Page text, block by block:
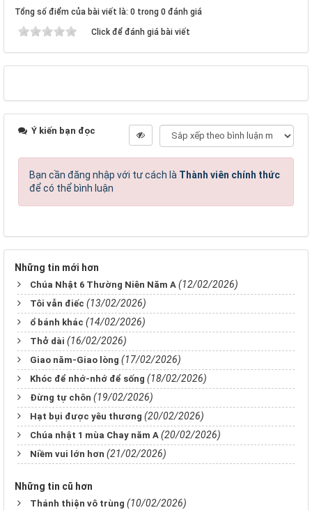
Tổng số điểm của bài viết là: 0 trong 0 đánh giá
Click để đánh giá bài viết
Ý kiến bạn đọc
Bạn cần đăng nhập với tư cách là Thành viên chính thức
để có thể bình luận
Những tin mới hơn
Chúa Nhật 6 Thường Niên Năm A (12/02/2026)
Tôi vẫn điếc (13/02/2026)
ổ bánh khác (14/02/2026)
Thở dài (16/02/2026)
Giao năm-Giao lòng (17/02/2026)
Khóc để nhớ-nhớ để sống (18/02/2026)
Đừng tự chôn (19/02/2026)
Hạt bụi được yêu thương (20/02/2026)
Chúa nhật 1 mùa Chay năm A (20/02/2026)
Niềm vui lớn hơn (21/02/2026)
Những tin cũ hơn
Thánh thiện vô trùng (10/02/2026)